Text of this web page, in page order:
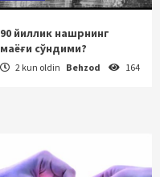
90 йиллик нашрнинг
маёғи сўндими?
2 kun oldin Behzod 164